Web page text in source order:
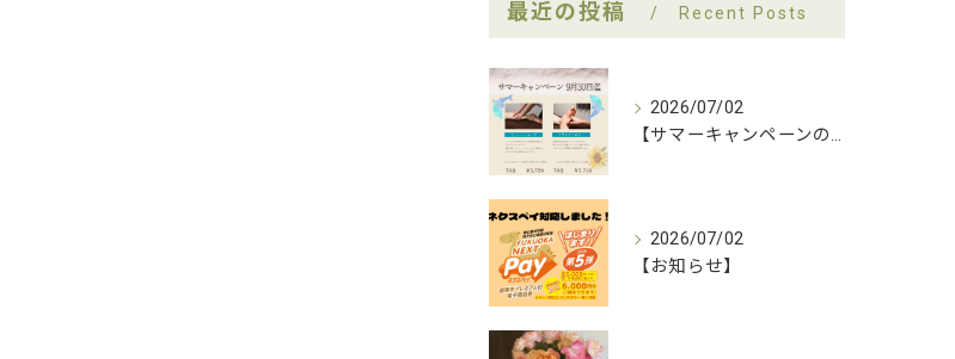
最近の投稿 Recent Posts
2026/07/02
【サマーキャンペーンのお知らせ】
2026/07/02
【お知らせ】